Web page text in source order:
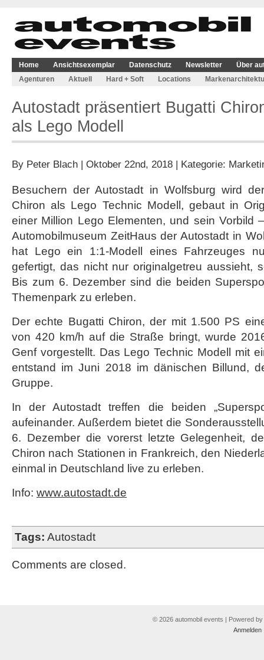
Home Ansichtsexemplar Datenschutz Newsletter
Über
Agenturen
Aktuell Hard + Soft Locations
Autostadt präsentiert Bugatti
als Lego Modell
By Peter Blach | Oktober 22nd, 2018 | Kategorie:
Besuchern der Autostadt in Wolfsburg wird
Chiron als Lego Technic Modell, gebaut in
einer Million Lego Elementen, und sein Vorbild
Automobilmuseum ZeitHaus der Autostadt in
hat Lego ein 1:1-Modell eines Fahrzeuges
gefertigt, das nicht nur originalgetreu aussieht,
Bis zum 6. Dezember sind die beiden
Themenpark zu erleben.
Der echte Bugatti Chiron, der mit 1.500 PS
von 420 km/h auf die Straße bringt, wurde
Genf vorgestellt. Das Lego Technic Modell mit
entstand im Juni 2018 im dänischen Billund,
Gruppe.
In der Autostadt treffen die beiden
aufeinander. Außerdem bietet die
6. Dezember die vorerst letzte Gelegenheit,
Chiron nach Stationen in Frankreich, den
einmal in Deutschland live zu erleben.
Info: www.autostadt.de
Tags: Autostadt
Comments are closed.
© 2026 automobil events | Powered by
Anmelden|